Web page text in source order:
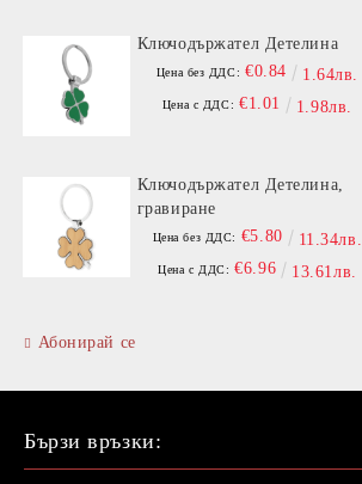
Ключодържател Детелина
Цена без ДДС: €0.84 1.64лв.
Цена с ДДС: €1.01 1.98лв.
Ключодържател Детелина,
гравиране
Цена без ДДС: €5.80 11.34лв.
Цена с ДДС: €6.96 13.61лв.
Абонирай се
Бързи връзки: